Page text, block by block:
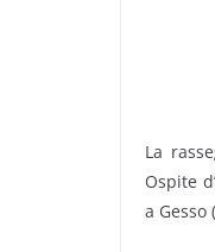
La
Ospite
a Gesso